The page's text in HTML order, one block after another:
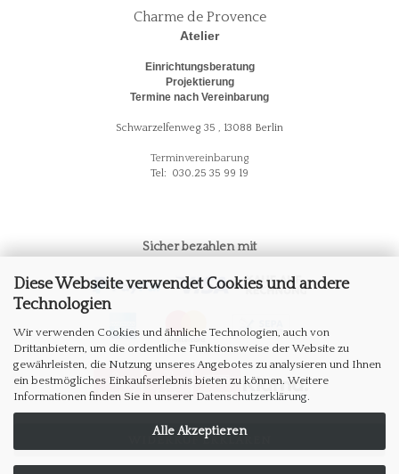
Diese Webseite verwendet Cookies und andere
Technologien
Wir verwenden Cookies und ähnliche Technologien, auch von
Drittanbietern, um die ordentliche Funktionsweise der Website zu
gewährleisten, die Nutzung unseres Angebotes zu analysieren und Ihnen
ein bestmögliches Einkaufserlebnis bieten zu können. Weitere
Informationen finden Sie in unserer Datenschutzerklärung
Alle Akzeptieren
Charme de Provence
Atelier
Einrichtungsberatung
Projektierung
Termine nach Vereinbarung
Schwarzelfenweg 35 , 13088 Berlin
Terminvereinbarung
Tel: 030.25 35 99 19
Sicher bezahlen mit
WIDERRUF ERKLÄREN